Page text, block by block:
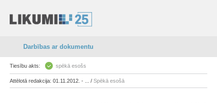
Darbības ar dokumentu
Tiesību akts: spēkā esošs
Attēlotā redakcija: 01.11.2012. - ... / Spēkā esošā